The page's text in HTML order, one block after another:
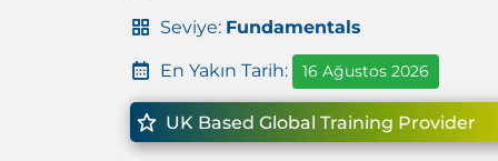
Seviye: Fundamentals
En Yakın Tarih: 16 Ağustos 2026
UK Based Global Training Provider